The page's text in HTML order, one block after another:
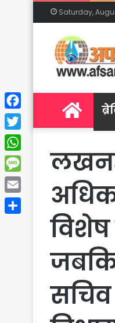
Saturday,
Home
विशेष
सचिव
Facebook
Twitter
WhatsApp
Message
Email